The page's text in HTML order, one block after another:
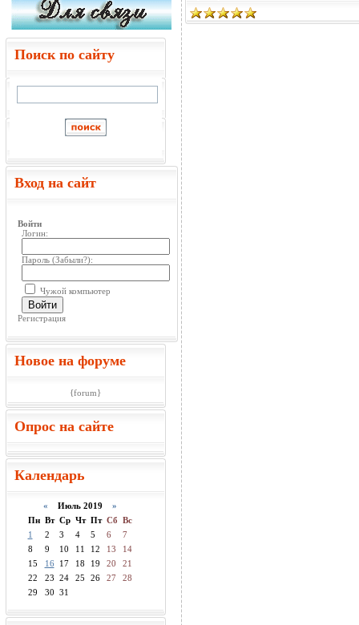
Поиск по сайту
Вход на сайт
Войти
Логин:
Пароль (Забыли?):
Чужой компьютер
Войти
Регистрация
Новое на форуме
{forum}
Опрос на сайте
Календарь
« Июль 2019 »
Пн Вт Ср Чт Пт Сб Вс
1
2 3 4 5 6
7
8
9 10 11 12 13
14
15
16 17 18 19 20
21
22
23 24 25 26 27
28
29
30 31